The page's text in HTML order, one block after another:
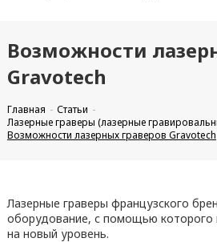
Возможности
Gravotech
Главная
Статьи
Лазерные граверы (лазерные
Возможности лазерных граверов Gravotech
Лазерные граверы французского
оборудование, с помощью
на новый уровень.